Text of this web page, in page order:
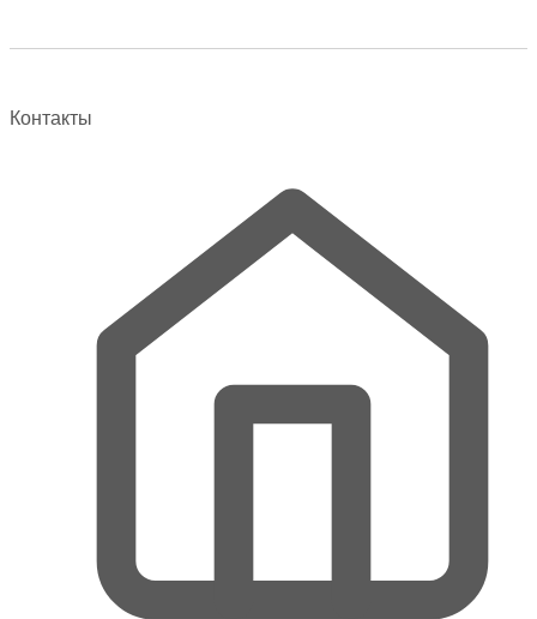
Опции
товара.
Контакты